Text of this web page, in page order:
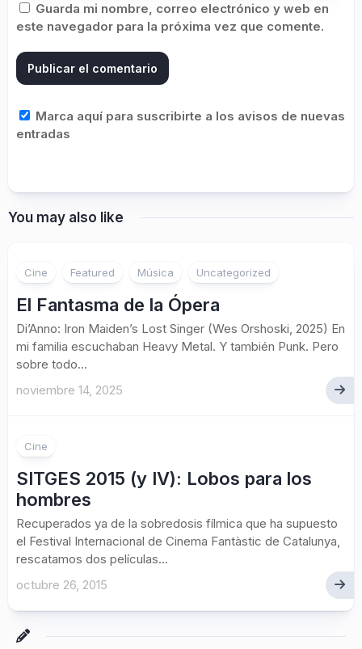
Guarda mi nombre, correo electrónico y web en
este navegador para la próxima vez que comente.
Marca aquí para suscribirte a los avisos de nuevas
entradas
You may also like
Cine Featured Música Uncategorized
El Fantasma de la Ópera
Di’Anno: Iron Maiden’s Lost Singer (Wes Orshoski, 2025) En
mi familia escuchaban Heavy Metal. Y también Punk. Pero
sobre todo...
noviembre 14, 2025
Cine
SITGES 2015 (y IV): Lobos para los
hombres
Recuperados ya de la sobredosis fílmica que ha supuesto
el Festival Internacional de Cinema Fantàstic de Catalunya,
rescatamos dos películas...
octubre 26, 2015